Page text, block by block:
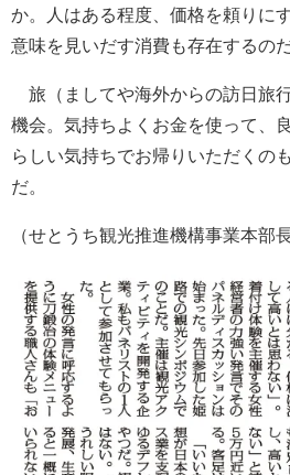
か。人はある程度、価格を頼りに
意味を見いだす消費も存在するのだ
旅（ましてや海外からの訪日旅
機会。気持ちよくお金を使って、
らしい気持ちでお帰りいただくの
だ。
（せとうち観光推進機構事業本部長